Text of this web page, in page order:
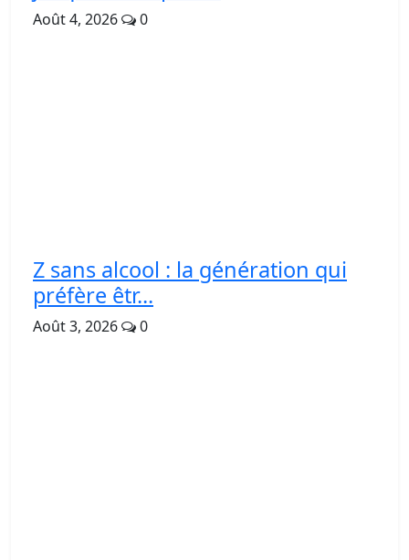
Août 4, 2026 0
Z sans alcool : la génération qui
préfère êtr...
Août 3, 2026 0